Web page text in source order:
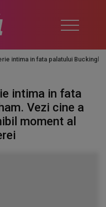
intima in fata palatului
intima in fata
Vezi cine a
moment al